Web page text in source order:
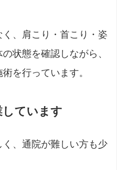
、肩こり・首こり・姿
状態を確認しながら、
を行っています。
しています
、通院が難しい方も少